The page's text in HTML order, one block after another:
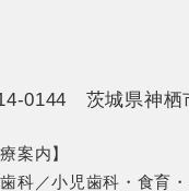
0144 茨城県神栖
療案内】
科／小児歯科・食育